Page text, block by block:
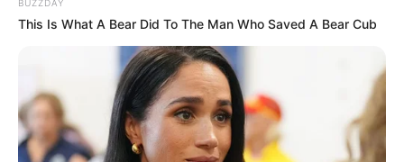
BUZZDAY
This Is What A Bear Did To The Man Who Saved A Bear Cub